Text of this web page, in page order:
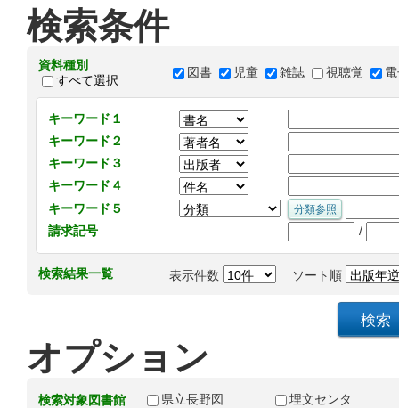
検索条件
資料種別
すべて選択
図書 児童 雑誌 視聴覚
キーワード１
キーワード２
キーワード３
キーワード４
キーワード５
請求記号
/
検索結果一覧 表示件数 ソート順
オプション
検索対象図書館 県立長野図
埋文センタ